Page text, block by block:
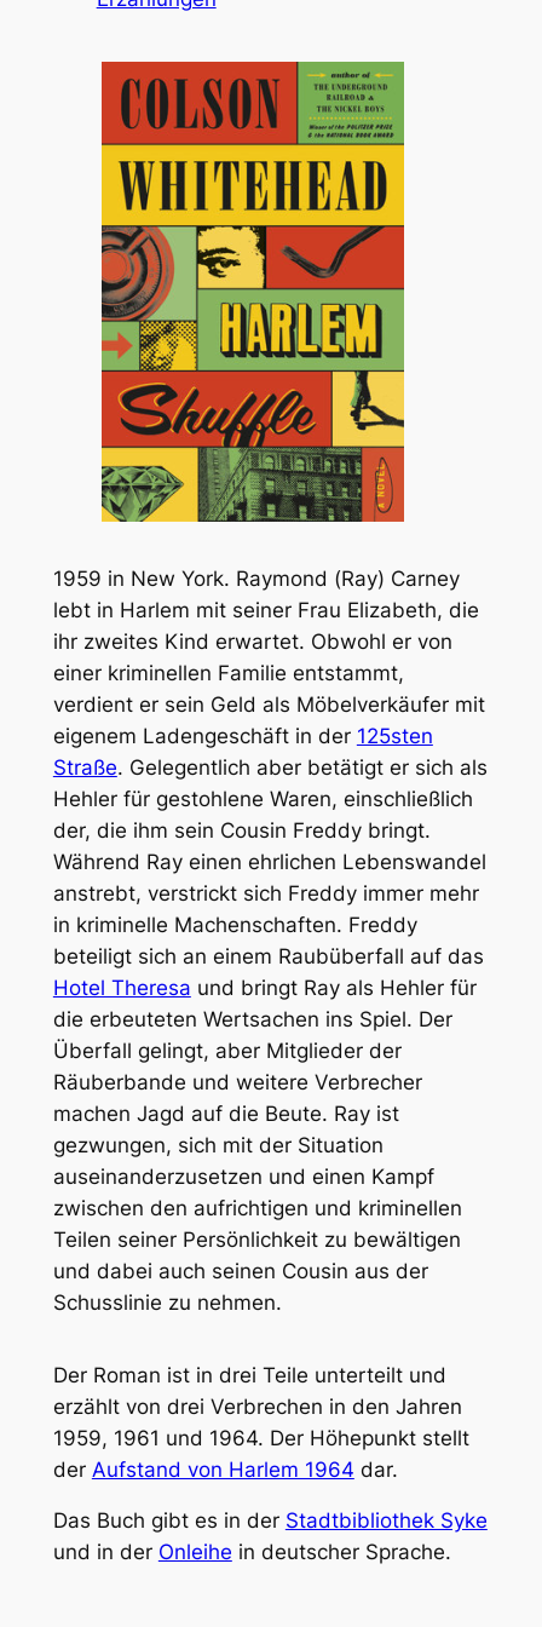
1959 in New York. Raymond (Ray) Carney
lebt in Harlem mit seiner Frau Elizabeth, die
ihr zweites Kind erwartet. Obwohl er von
einer kriminellen Familie entstammt,
verdient er sein Geld als Möbelverkäufer mit
eigenem Ladengeschäft in der 125sten
Straße. Gelegentlich aber betätigt er sich als
Hehler für gestohlene Waren, einschließlich
der, die ihm sein Cousin Freddy bringt.
Während Ray einen ehrlichen Lebenswandel
anstrebt, verstrickt sich Freddy immer mehr
in kriminelle Machenschaften. Freddy
beteiligt sich an einem Raubüberfall auf das
Hotel Theresa und bringt Ray als Hehler für
die erbeuteten Wertsachen ins Spiel. Der
Überfall gelingt, aber Mitglieder der
Räuberbande und weitere Verbrecher
machen Jagd auf die Beute. Ray ist
gezwungen, sich mit der Situation
auseinanderzusetzen und einen Kampf
zwischen den aufrichtigen und kriminellen
Teilen seiner Persönlichkeit zu bewältigen
und dabei auch seinen Cousin aus der
Schusslinie zu nehmen.
Der Roman ist in drei Teile unterteilt und
erzählt von drei Verbrechen in den Jahren
1959, 1961 und 1964. Der Höhepunkt stellt
der Aufstand von Harlem 1964 dar.
Das Buch gibt es in der Stadtbibliothek Syke
und in der Onleihe in deutscher Sprache.